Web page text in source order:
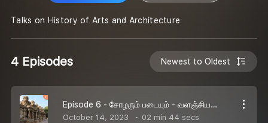
Talks on History of Arts and Architecture
4 Episodes Newest to Oldest
Episode 6 - சோழரும் படையும் - வளஞ்சியர் படையும்
October 14, 2023 02 min 44 secs